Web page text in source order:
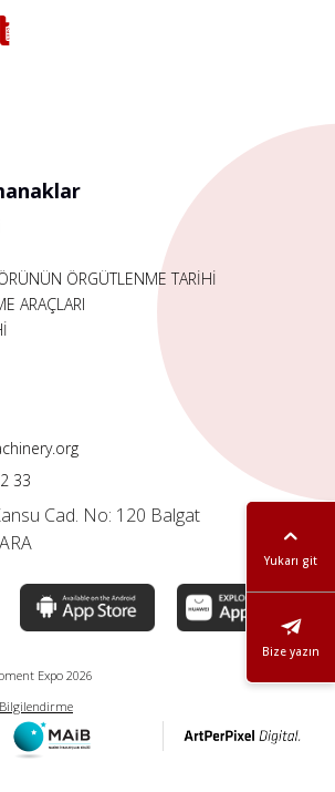
Yukarı git
Bize yazın
ÖRGÜTLENME TARİHİ
ARAÇLARI
33
Cad. No: 120 Balgat
Expo 2026